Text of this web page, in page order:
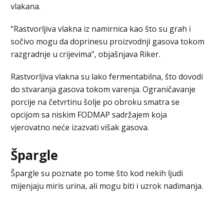
vlakana.
“Rastvorljiva vlakna iz namirnica kao što su grah i
sočivo mogu da doprinesu proizvodnji gasova tokom
razgradnje u crijevima”, objašnjava Riker.
Rastvorljiva vlakna su lako fermentabilna, što dovodi
do stvaranja gasova tokom varenja. Ograničavanje
porcije na četvrtinu šolje po obroku smatra se
opcijom sa niskim FODMAP sadržajem koja
vjerovatno neće izazvati višak gasova.
Špargle
Špargle su poznate po tome što kod nekih ljudi
mijenjaju miris urina, ali mogu biti i uzrok nadimanja.